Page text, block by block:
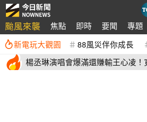
颱風來襲 焦點 即時 要聞 專題
新電玩大觀園 88風災伴你成長
楊丞琳演唱會爆滿還賺輸王心凌